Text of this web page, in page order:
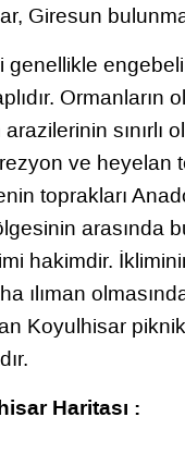
Giresun
genellikle
Ormanların
sınırlı
ve heyelan
toprakları
arasında
hakimdir.
ılıman
Koyulhisar
Haritası :